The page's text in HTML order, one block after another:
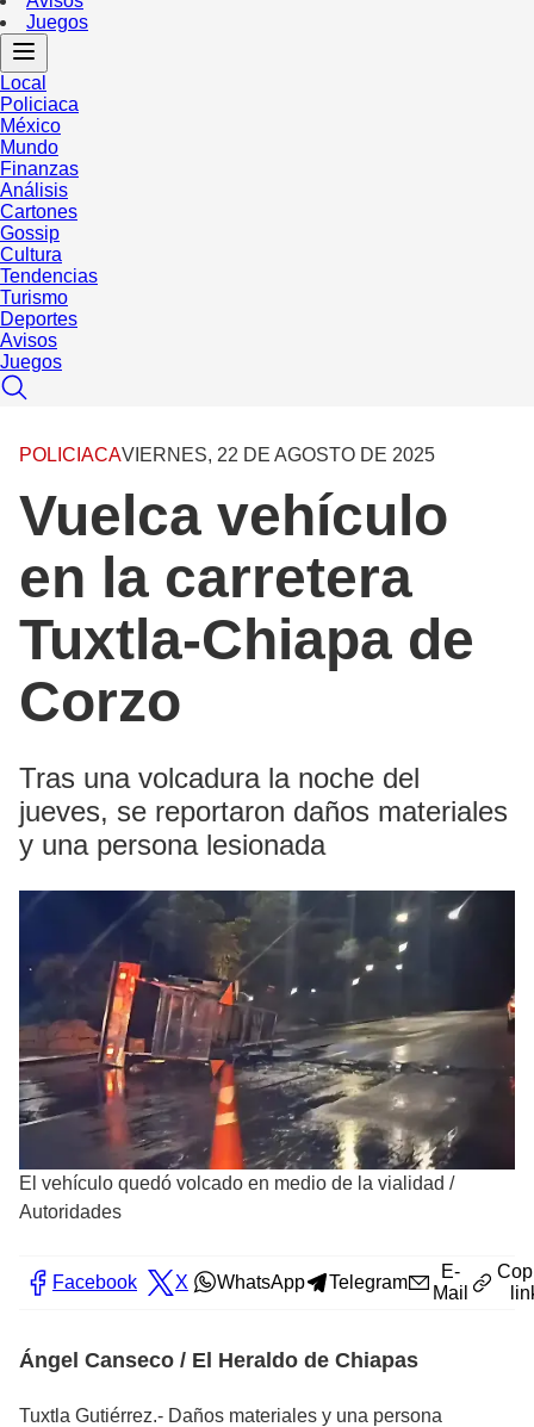
Juegos
Local
Policiaca
México
Mundo
Finanzas
Análisis
Cartones
Gossip
Cultura
Tendencias
Turismo
Deportes
Avisos
Juegos
POLICIACAVIERNES, 22 DE AGOSTO DE 2025
Vuelca vehículo
en la carretera
Tuxtla-Chiapa de
Corzo
Tras una volcadura la noche del
jueves, se reportaron daños materiales
y una persona lesionada
El vehículo quedó volcado en medio de la vialidad /
Autoridades
Facebook X WhatsApp Telegram
E-
Mail
Ángel Canseco / El Heraldo de Chiapas
Tuxtla Gutiérrez.- Daños materiales y una persona